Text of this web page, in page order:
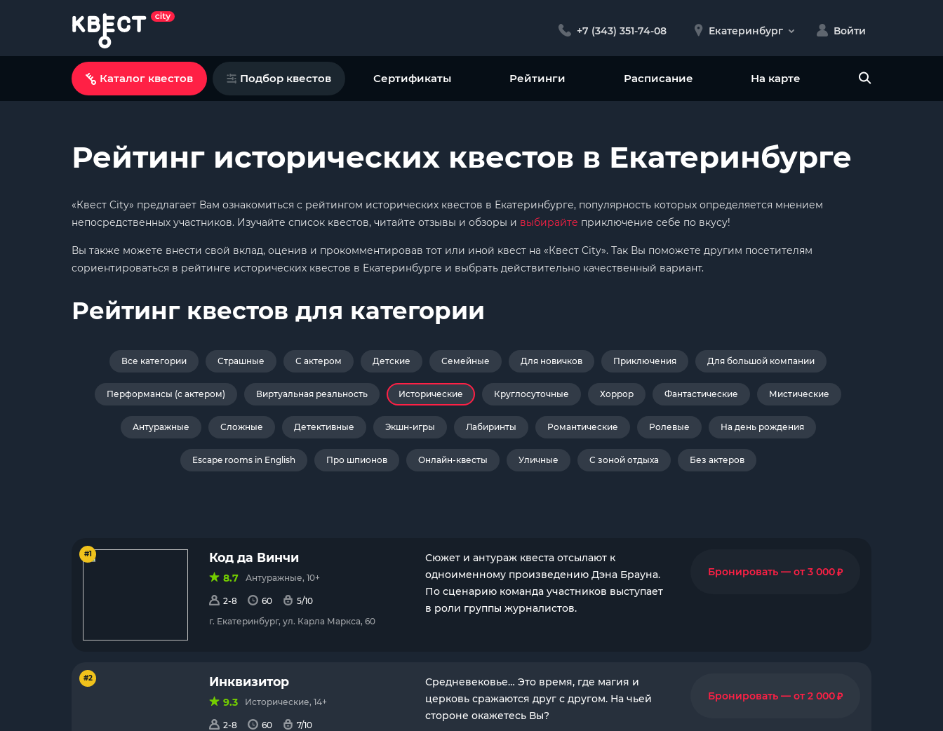
+7 (343) 351-74-08 Екатеринбург Войти
Каталог квестов Подбор квестов Сертификаты Рейтинги Расписание На карте
Рейтинг исторических квестов в Екатеринбурге
«Квест City» предлагает Вам ознакомиться с рейтингом исторических квестов в Екатеринбурге, популярность которых определяется мнением
непосредственных участников. Изучайте список квестов, читайте отзывы и обзоры и выбирайте приключение себе по вкусу!
Вы также можете внести свой вклад, оценив и прокомментировав тот или иной квест на «Квест City». Так Вы поможете другим посетителям
сориентироваться в рейтинге исторических квестов в Екатеринбурге и выбрать действительно качественный вариант.
Рейтинг квестов для категории
Все категории Страшные С актером Детские Семейные Для новичков Приключения Для большой компании
Перформансы (с актером) Виртуальная реальность Исторические Круглосуточные Хоррор Фантастические Мистические
Антуражные Сложные Детективные Экшн-игры Лабиринты Романтические Ролевые На день рождения
Escape rooms in English Про шпионов Онлайн-квесты Уличные С зоной отдыха Без актеров
#1 Код да Винчи
8.7 Антуражные, 10+
2-8 60
5/10
г. Екатеринбург, ул. Карла Маркса, 60
Сюжет и антураж квеста отсылают к
одноименному произведению Дэна Брауна.
По сценарию команда участников выступает
в роли группы журналистов.
Бронировать — от 3 000₽
#2 Инквизитор
9.3 Исторические, 14+
2-8 60
7/10
Средневековье… Это время, где магия и
церковь сражаются друг с другом. На чьей
стороне окажетесь Вы?
Бронировать — от 2 000₽